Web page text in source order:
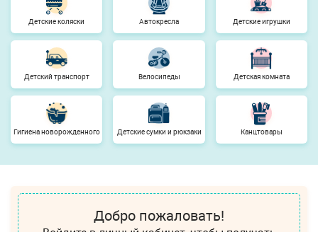
Детские коляски Автокресла Детские игрушки
Детский транспорт Велосипеды Детская комната
Гигиена новорожденного Детские сумки и рюкзаки Канцтовары
Добро пожаловать!